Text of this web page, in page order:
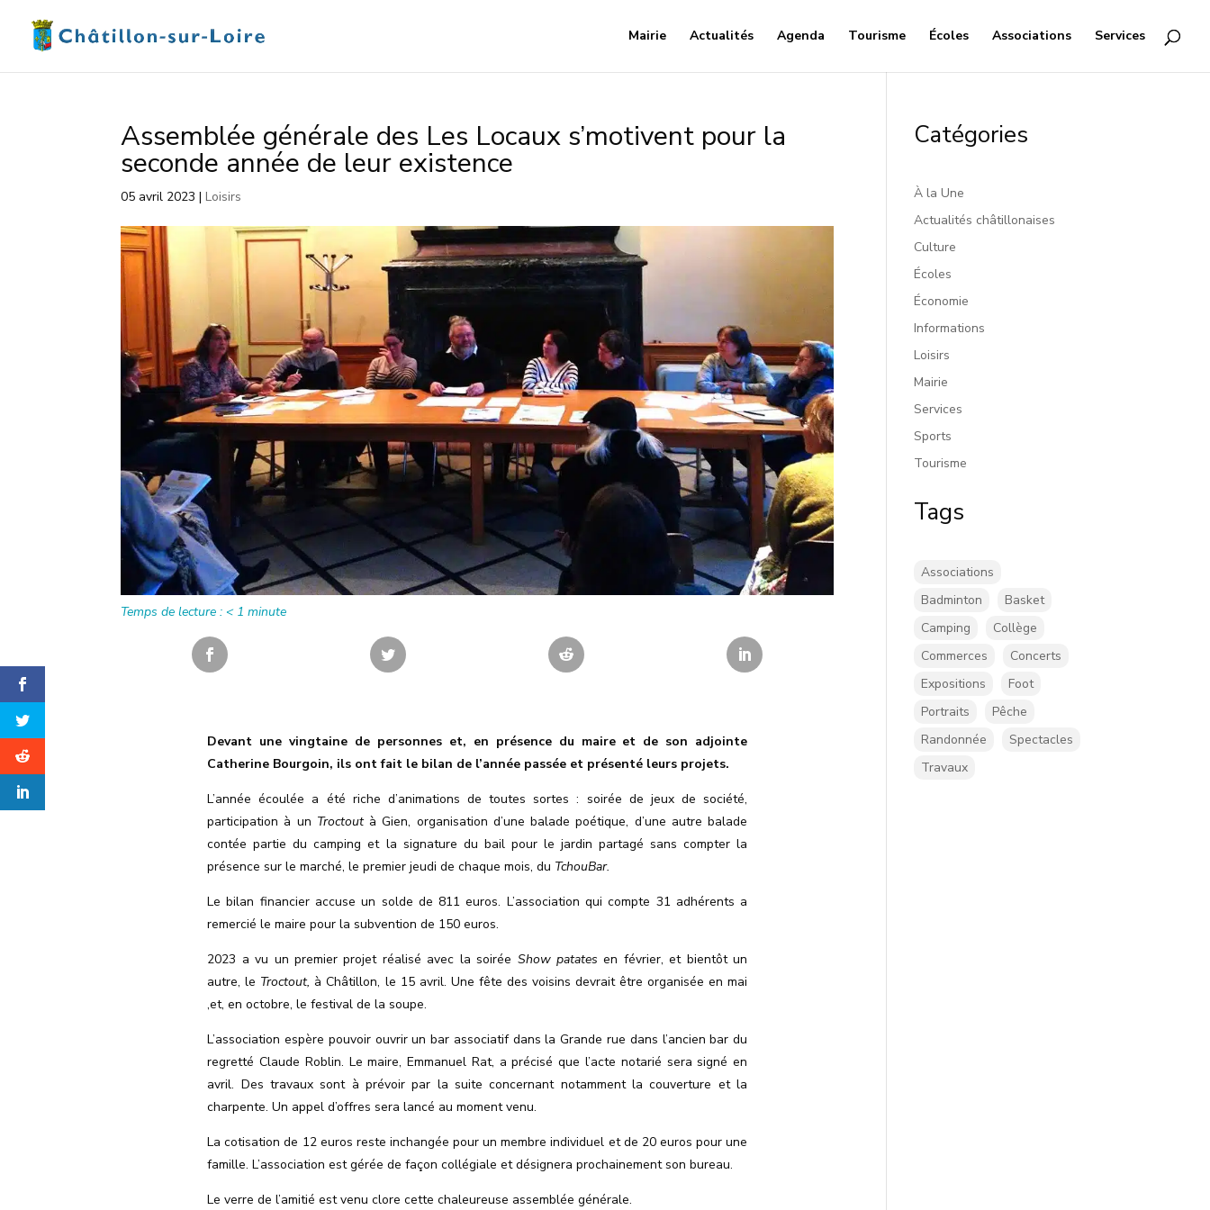
Mairie Actualités Agenda Tourisme Écoles Associations Services
Assemblée générale des Les Locaux s’motivent pour la
seconde année de leur existence
05 avril 2023 |Loisirs
Temps de lecture : < 1 minute
Devant une vingtaine de personnes et, en présence du maire et de son adjointe
Catherine Bourgoin, ils ont fait le bilan de l’année passée et présenté leurs projets.
L’année écoulée a été riche d’animations de toutes sortes : soirée de jeux de société,
participation à un Troctoutà Gien, organisation d’une balade poétique, d’une autre balade
contée partie du camping et la signature du bail pour le jardin partagé sans compter la
présence sur le marché, le premier jeudi de chaque mois, du TchouBar.
Le bilan financier accuse un solde de 811 euros. L’association qui compte 31 adhérents a
remercié le maire pour la subvention de 150 euros.
2023 a vu un premier projet réalisé avec la soirée Show patatesen février, et bientôt un
autre, le Troctout, à Châtillon, le 15 avril. Une fête des voisins devrait être organisée en mai
,et, en octobre, le festival de la soupe.
L’association espère pouvoir ouvrir un bar associatif dans la Grande rue dans l’ancien bar du
regretté Claude Roblin. Le maire, Emmanuel Rat, a précisé que l’acte notarié sera signé en
avril. Des travaux sont à prévoir par la suite concernant notamment la couverture et la
charpente. Un appel d’offres sera lancé au moment venu.
La cotisation de 12 euros reste inchangée pour un membre individuel et de 20 euros pour une
famille. L’association est gérée de façon collégiale et désignera prochainement son bureau.
Le verre de l’amitié est venu clore cette chaleureuse assemblée générale.
Catégories
À la Une
Actualités châtillonaises
Culture
Écoles
Économie
Informations
Loisirs
Mairie
Services
Sports
Tourisme
Tags
Associations
Badminton
Basket
Camping
Collège
Commerces
Concerts
Expositions
Foot
Portraits
Pêche
Randonnée
Spectacles
Travaux